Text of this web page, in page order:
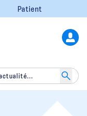
Patient